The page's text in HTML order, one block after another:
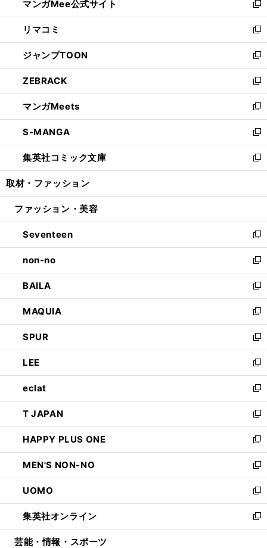
く
ド
ウ
で
開
く
ィ
ン
ド
ウ
で
開
く
い
ウ
ィ
ン
ド
ウ
で
開
く
マンガMee公式サイト
新
し
い
ウ
ィ
ン
ド
ウ
で
開
く
リマコミ
新
し
い
ウ
ィ
ン
ド
ウ
で
開
く
ジャンプTOON
新
し
い
ウ
ィ
ン
ド
ウ
で
開
ZEBRACK
新
し
い
ウ
ィ
ン
ド
ウ
開
マンガMeets
新
し
い
ウ
ィ
ン
ウ
開
く
S-MANGA
新
し
い
ウ
ン
ウ
で
開
く
集英社コミック文庫
新
し
ウ
ン
ド
ウ
で
開
く
取材・ファッション
ファッション・美容
Seventeen
新
し
い
ウ
ィ
ン
ド
ウ
で
開
く
non-no
新
し
い
ウ
ィ
ン
ド
ウ
で
開
く
BAILA
新
し
い
ウ
ィ
ン
ド
ウ
で
開
く
MAQUIA
新
し
い
ウ
ィ
ン
ド
ウ
で
開
く
SPUR
新
し
い
ウ
ィ
ン
ド
ウ
で
開
く
LEE
新
し
い
ウ
ィ
ン
ド
ウ
で
開
く
eclat
新
し
い
ウ
ィ
ン
ド
ウ
で
開
く
T JAPAN
新
し
い
ウ
ィ
ン
ド
ウ
で
開
HAPPY PLUS ONE
新
し
い
ウ
ィ
ン
ド
ウ
MEN'S NON-NO
新
し
い
ウ
ィ
ン
UOMO
新
し
い
ウ
集英社オンライン
新
し
芸能・情報・スポーツ